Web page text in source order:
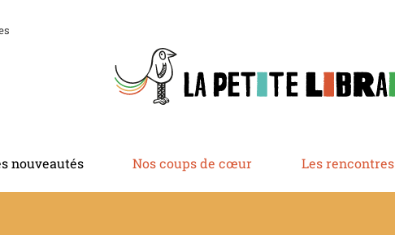
nouveautés Nos coups de cœur Les rencontres